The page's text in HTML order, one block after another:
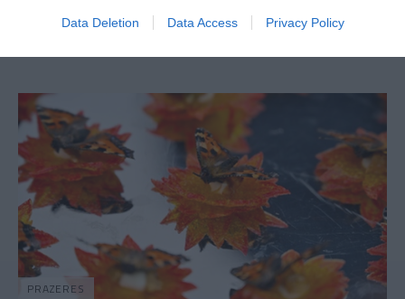
Data Deletion Data Access Privacy Policy
PRAZERES